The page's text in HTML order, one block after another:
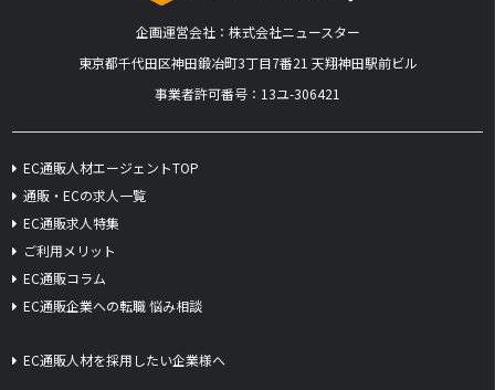
企画運営会社：株式会社ニュースター
​東京都千代田区神田鍛冶町3丁目7番21 天翔神田駅前ビル
事業者許可番号：13ユ-306421
EC通販人材エージェントTOP
通販・ECの求人一覧
EC通販求人特集
ご利用メリット
EC通販コラム
EC通販企業への転職 悩み相談
EC通販人材を採用したい企業様へ